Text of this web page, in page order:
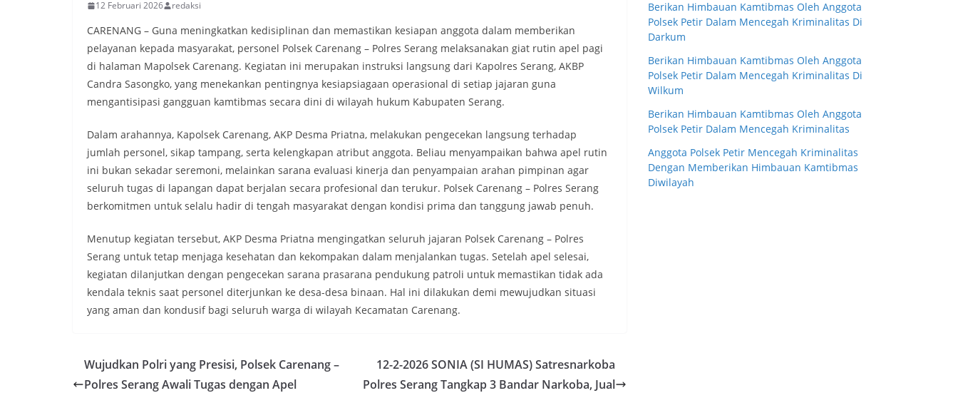
12 Februari 2026 redaksi
CARENANG – Guna meningkatkan kedisiplinan dan memastikan kesiapan anggota dalam memberikan
pelayanan kepada masyarakat, personel Polsek Carenang – Polres Serang melaksanakan giat rutin apel pagi
di halaman Mapolsek Carenang. Kegiatan ini merupakan instruksi langsung dari Kapolres Serang, AKBP
Candra Sasongko, yang menekankan pentingnya kesiapsiagaan operasional di setiap jajaran guna
mengantisipasi gangguan kamtibmas secara dini di wilayah hukum Kabupaten Serang.
Dalam arahannya, Kapolsek Carenang, AKP Desma Priatna, melakukan pengecekan langsung terhadap
jumlah personel, sikap tampang, serta kelengkapan atribut anggota. Beliau menyampaikan bahwa apel rutin
ini bukan sekadar seremoni, melainkan sarana evaluasi kinerja dan penyampaian arahan pimpinan agar
seluruh tugas di lapangan dapat berjalan secara profesional dan terukur. Polsek Carenang – Polres Serang
berkomitmen untuk selalu hadir di tengah masyarakat dengan kondisi prima dan tanggung jawab penuh.
Menutup kegiatan tersebut, AKP Desma Priatna mengingatkan seluruh jajaran Polsek Carenang – Polres
Serang untuk tetap menjaga kesehatan dan kekompakan dalam menjalankan tugas. Setelah apel selesai,
kegiatan dilanjutkan dengan pengecekan sarana prasarana pendukung patroli untuk memastikan tidak ada
kendala teknis saat personel diterjunkan ke desa-desa binaan. Hal ini dilakukan demi mewujudkan situasi
yang aman dan kondusif bagi seluruh warga di wilayah Kecamatan Carenang.
Wujudkan Polri yang Presisi, Polsek Carenang –
Polres Serang Awali Tugas dengan Apel
12-2-2026 SONIA (SI HUMAS) Satresnarkoba
Polres Serang Tangkap 3 Bandar Narkoba, Jual
Berikan Himbauan Kamtibmas Oleh Anggota
Polsek Petir Dalam Mencegah Kriminalitas Di
Darkum
Berikan Himbauan Kamtibmas Oleh Anggota
Polsek Petir Dalam Mencegah Kriminalitas Di
Wilkum
Berikan Himbauan Kamtibmas Oleh Anggota
Polsek Petir Dalam Mencegah Kriminalitas
Anggota Polsek Petir Mencegah Kriminalitas
Dengan Memberikan Himbauan Kamtibmas
Diwilayah